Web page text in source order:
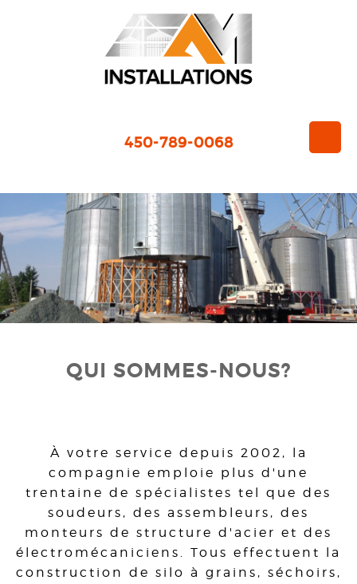
450-789-0068
QUI SOMMES-NOUS?
À votre service depuis 2002, la
compagnie emploie plus d'une
trentaine de spécialistes tel que des
soudeurs, des assembleurs, des
monteurs de structure d'acier et des
électromécaniciens. Tous effectuent la
construction de silo à grains, séchoirs,